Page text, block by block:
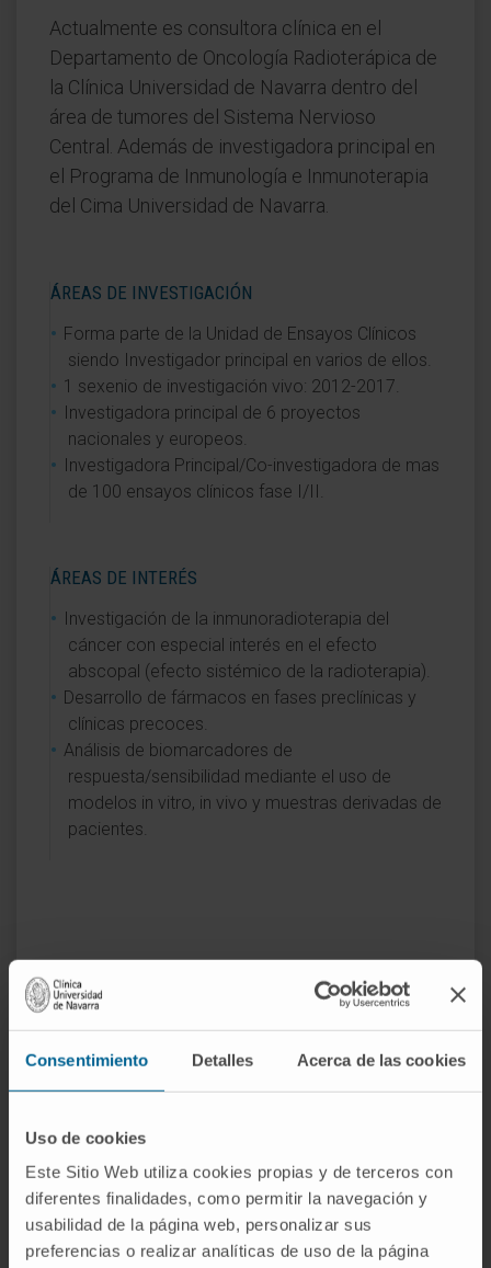
Consentimiento Detalles Acerca de las cookies
Uso de cookies
Este Sitio Web utiliza cookies propias y de terceros con
diferentes finalidades, como permitir la navegación y
usabilidad de la página web, personalizar sus
preferencias o realizar analíticas de uso de la página
Actualmente es consultora clínica en el
Departamento de Oncología Radioterápica de
la Clínica Universidad de Navarra dentro del
área de tumores del Sistema Nervioso
Central. Además de investigadora principal en
el Programa de Inmunología e Inmunoterapia
del Cima Universidad de Navarra.
ÁREAS DE INVESTIGACIÓN
Forma parte de la Unidad de Ensayos Clínicos
siendo Investigador principal en varios de ellos.
1 sexenio de investigación vivo: 2012-2017.
Investigadora principal de 6 proyectos
nacionales y europeos.
Investigadora Principal/Co-investigadora de mas
de 100 ensayos clínicos fase I/II.
ÁREAS DE INTERÉS
Investigación de la inmunoradioterapia del
cáncer con especial interés en el efecto
abscopal (efecto sistémico de la radioterapia).
Desarrollo de fármacos en fases preclínicas y
clínicas precoces.
Análisis de biomarcadores de
respuesta/sensibilidad mediante el uso de
modelos in vitro, in vivo y muestras derivadas de
pacientes.
Actividad
En docencia
Profesor Colaborador por la Universidad de
Profesor invitado en máster en investigación
en oncología radioterápica por la
Universidad Francisco de Vitoria de Madrid.
Co-directora de dos tesis doctorales y